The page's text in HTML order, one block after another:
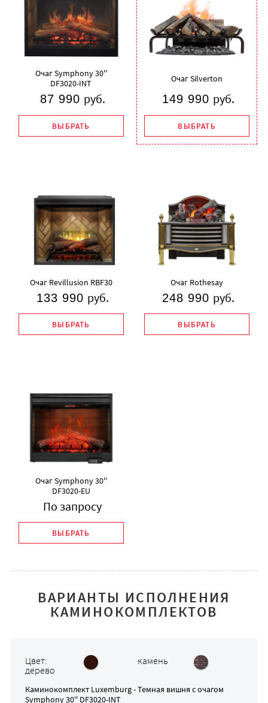
Очаг Symphony 30''
DF3020-INT
87 990 руб.
ВЫБРАТЬ
Очаг Silverton
149 990 руб.
ВЫБРАТЬ
Очаг Revillusion RBF30
133 990 руб.
ВЫБРАТЬ
Очаг Rothesay
248 990 руб.
ВЫБРАТЬ
Очаг Symphony 30''
DF3020-EU
По запросу
ВЫБРАТЬ
ВАРИАНТЫ ИСПОЛНЕНИЯ
КАМИНОКОМПЛЕКТОВ
Цвет:
дерево
камень
Каминокомплект Luxemburg - Темная вишня с очагом
Symphony 30'' DF3020-INT